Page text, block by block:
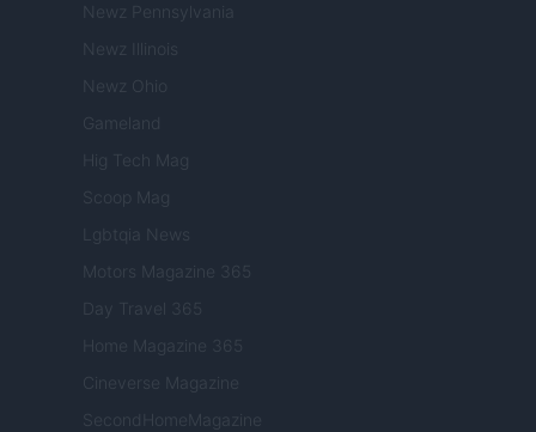
Newz Pennsylvania
Newz Illinois
Newz Ohio
Gameland
Hig Tech Mag
Scoop Mag
Lgbtqia News
Motors Magazine 365
Day Travel 365
Home Magazine 365
Cineverse Magazine
SecondHomeMagazine